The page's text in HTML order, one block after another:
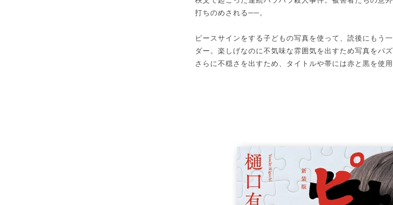
打ちのめされる──。
ピースサインをする子どもの写真を使って、読後にもう
ダー。楽しげなのに不気味な雰囲気を出すため写真をパ
さらに不穏さを出すため、タイトルや帯には赤と黒を使用